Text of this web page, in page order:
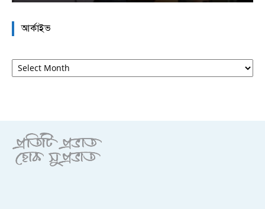
আর্কাইভ
আর্কাইভ